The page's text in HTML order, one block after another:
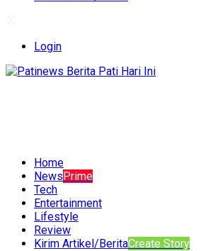
Login
Home
NewsPrime
Tech
Entertainment
Lifestyle
Review
Kirim Artikel/BeritaCreate Story